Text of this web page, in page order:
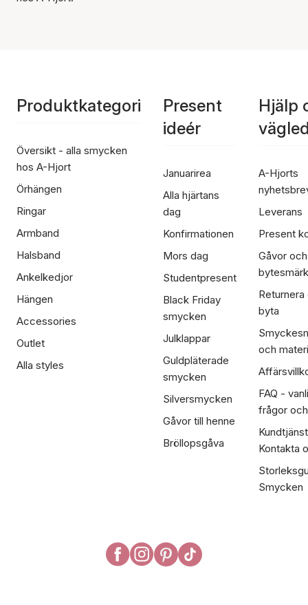
Produktkategori
Översikt - alla smycken
hos A-Hjort
Örhängen
Ringar
Armband
Halsband
Ankelkedjor
Hängen
Accessories
Outlet
Alla styles
Present
ideér
Januarirea
Alla hjärtans
dag
Konfirmationen
Mors dag
Studentpresent
Black Friday
smycken
Julklappar
Guldpläterade
smycken
Silversmycken
Gåvor till henne
Bröllopsgåva
Hjälp
A-Hjorts
Leverans
Present
Gåvor och
Returnera
byta
och
FAQ -
frågor
Kontakta
Smycken